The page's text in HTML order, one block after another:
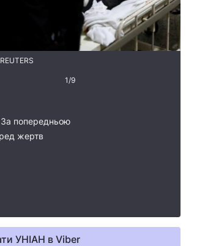
1/9
За попередньою
жертв
УНІАН в Viber